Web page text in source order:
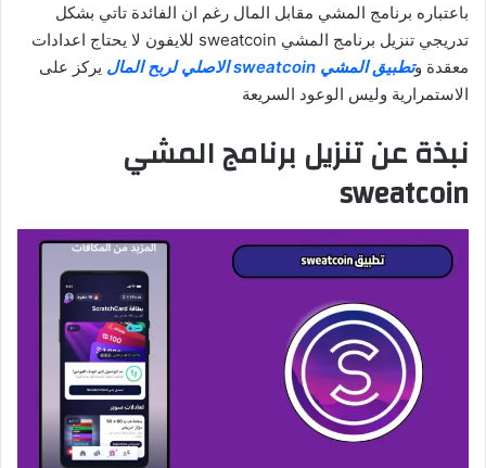
باعتباره برنامج المشي مقابل المال رغم ان الفائدة تاتي بشكل
تدريجي تنزيل برنامج المشي sweatcoin للايفون لا يحتاج اعدادات
معقدة وتطبيق المشي sweatcoin الاصلي لربح المال
يركز على
الاستمرارية وليس الوعود السريعة
نبذة عن تنزيل برنامج المشي
sweatcoin